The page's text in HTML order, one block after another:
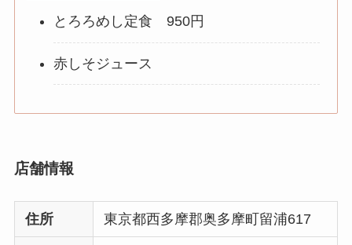
とろろめし定食 950円
赤しそジュース
店舗情報
住所 東京都西多摩郡奥多摩町留浦617